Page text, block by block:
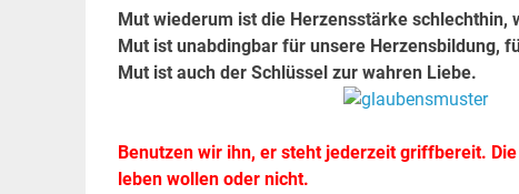
Mut wiederum ist die Herzensstärke schlechthin,
Mut ist unabdingbar für unsere Herzensbildung,
Mut ist auch der Schlüssel zur wahren Liebe.
Benutzen wir ihn, er steht jederzeit griffbereit.
leben wollen oder nicht.